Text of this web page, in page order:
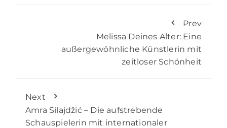
Prev
Melissa Deines Alter: Eine
außergewöhnliche Künstlerin mit
zeitloser Schönheit
Next
Amra Silajdžić – Die aufstrebende
Schauspielerin mit internationaler